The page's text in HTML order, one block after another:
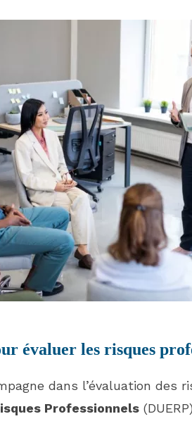
évaluer les risques
dans l’évaluation
Professionnels